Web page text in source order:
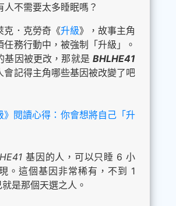
人不需要太多睡眠嗎？
克．克勞奇《升級》，故事主角
任務行動中，被強制「升級」。
基因被更改，那就是BHLHE41
會記得主角哪些基因被改變了吧
》閱讀心得：你會想將自己「升
基因的人，可以只睡 6 小
。這個基因非常稀有，不到 1
是那個天選之人。